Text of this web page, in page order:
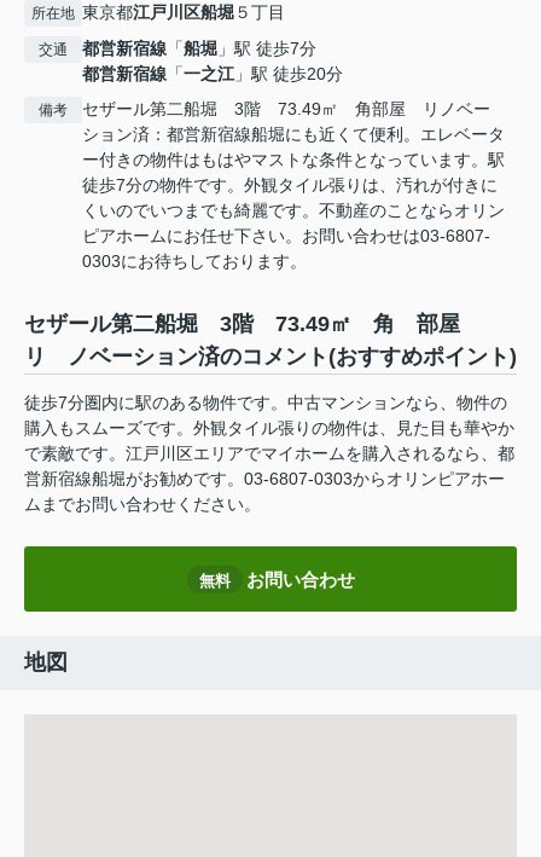
所在地 東京都江戸川区船堀５丁目
交通 都営新宿線 「船堀 」駅 徒歩7分
都営新宿線 「一之江」駅 徒歩20分
備考
セザール第二船堀 3階 73.49㎡ 角部屋 リノベー
ション済：都営新宿線船堀にも近くて便利。エレベータ
ー付きの物件はもはやマストな条件となっています。駅
徒歩7分の物件です。外観タイル張りは、汚れが付きに
くいのでいつまでも綺麗です。不動産のことならオリン
ピアホームにお任せ下さい。お問い合わせは03-6807-
0303にお待ちしております。
セザール第二船堀 3階 73.49㎡ 角 部屋
リ ノベーション済のコメント(おすすめポイント)
徒歩7分圏内に駅のある物件です。中古マンションなら、物件の
購入もスムーズです。外観タイル張りの物件は、見た目も華やか
で素敵です。江戸川区エリアでマイホームを購入されるなら、都
営新宿線船堀がお勧めです。03-6807-0303からオリンピアホー
ムまでお問い合わせください。
無料 お問い合わせ
地図